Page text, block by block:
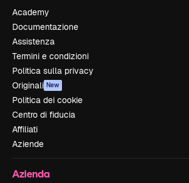
Academy
Documentazione
Assistenza
Termini e condizioni
Politica sulla privacy
Originali New
Politica dei cookie
Centro di fiducia
Affiliati
Aziende
Azienda